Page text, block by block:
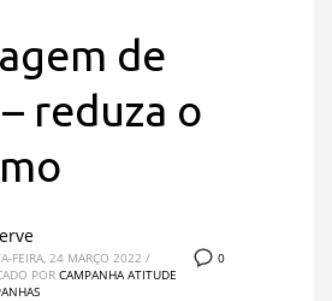
de
reduza o
0
FEIRA, 24 MARÇO 2022 /
POR CAMPANHA ATITUDE